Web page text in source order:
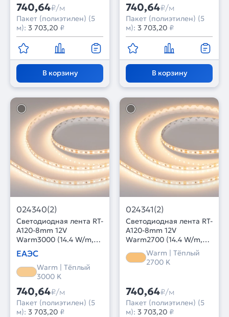
740,64₽/м
Пакет (полиэтилен) (5
м): 3 703,20 ₽
В корзину
740,64₽/м
Пакет (полиэтилен) (5
м): 3 703,20 ₽
В корзину
024340(2)
Светодиодная лента RT-
A120-8mm 12V
Warm3000 (14.4 W/m,
IP20, 2835, 5m) (Arlight,
Открытый)
ЕАЭС
Warm | Тёплый
3000 K
740,64₽/м
Пакет (полиэтилен) (5
м): 3 703,20 ₽
024341(2)
Светодиодная лента RT-
A120-8mm 12V
Warm2700 (14.4 W/m,
IP20, 2835, 5m) (Arlight,
Открытый)
Warm | Тёплый
2700 K
740,64₽/м
Пакет (полиэтилен) (5
м): 3 703,20 ₽